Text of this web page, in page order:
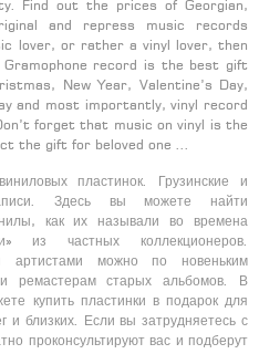
Find out the prices of Georgian,
and repress music records
lover, or rather a vinyl lover, then
record is the best gift
New Year, Valentine’s Day,
and most importantly, vinyl record
forget that music on vinyl is the
the gift for beloved one …
пластинок. Грузинские и
Здесь вы можете найти
как их называли во времена
из частных коллекционеров.
артистами можно по новеньким
ремастерам старых альбомов. В
купить пластинки в подарок для
и близких. Если вы затрудняетесь с
проконсультируют вас и подберут